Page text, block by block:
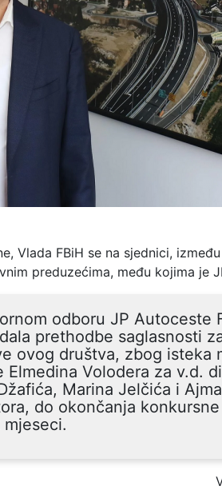
Vlada FBiH se na sjednici,
preduzećima, među kojima je
odboru JP Autoceste
prethodbe saglasnosti
ovog društva, zbog isteka
Elmedina Volodera za v.d.
Marina Jelčića i
do okončanja